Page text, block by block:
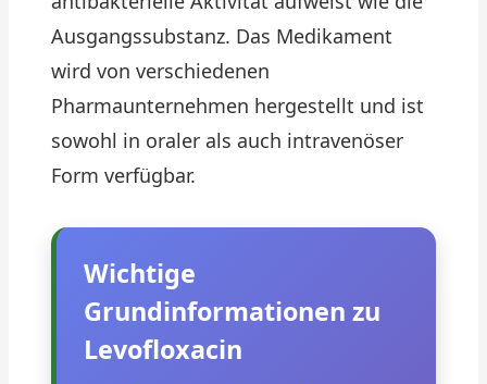
Ausgangssubstanz. Das Medikament
wird von verschiedenen
Pharmaunternehmen hergestellt und ist
sowohl in oraler als auch intravenöser
Form verfügbar.
Wichtige
Grundinformationen zu
Levofloxacin